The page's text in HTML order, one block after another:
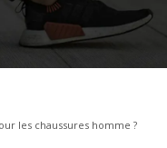
les chaussures homme ?